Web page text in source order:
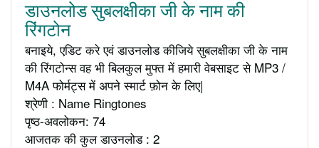
डाउनलोड सुबलक्षीका जी के नाम की
रिंगटोन
बनाइये, एडिट करे एवं डाउनलोड कीजिये सुबलक्षीका जी के नाम
की रिंगटोन्स वह भी बिलकुल मुफ्त में हमारी वेबसाइट से MP3 /
M4A फोर्मट्स में अपने स्मार्ट फ़ोन के लिए|
श्रेणी : Name Ringtones
पृष्ठ-अवलोकन: 74
आजतक की कुल डाउनलोड : 2